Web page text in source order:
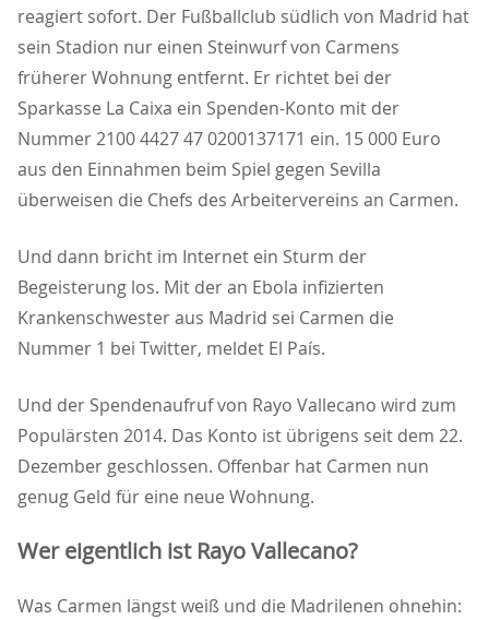
reagiert sofort. Der Fußballclub südlich von Madrid hat
sein Stadion nur einen Steinwurf von Carmens
früherer Wohnung entfernt. Er richtet bei der
Sparkasse La Caixa ein Spenden-Konto mit der
Nummer 2100 4427 47 0200137171 ein. 15 000 Euro
aus den Einnahmen beim Spiel gegen Sevilla
überweisen die Chefs des Arbeitervereins an Carmen.
Und dann bricht im Internet ein Sturm der
Begeisterung los. Mit der an Ebola infizierten
Krankenschwester aus Madrid sei Carmen die
Nummer 1 bei Twitter, meldet El País.
Und der Spendenaufruf von Rayo Vallecano wird zum
Populärsten 2014. Das Konto ist übrigens seit dem 22.
Dezember geschlossen. Offenbar hat Carmen nun
genug Geld für eine neue Wohnung.
Wer eigentlich ist Rayo Vallecano?
Was Carmen längst weiß und die Madrilenen ohnehin: